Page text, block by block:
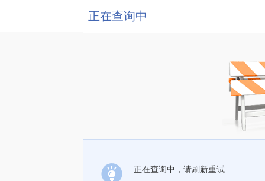
正在查询中
正在查询中，请刷新重试